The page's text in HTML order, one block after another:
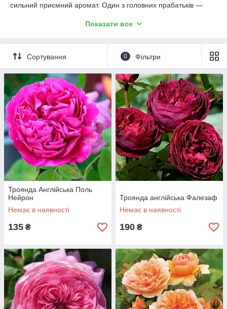
сильний приємний аромат. Один з головних прабатьків —
схрещення різних сортів і груп з'явилися троянди з
різними за своєю формою бутонами. У наш час дуже багато
цінителі живої краси воліють купити середньорослі,
високорослі «Англійські троянди, які широко
використовуються в ландшафтному дизайні, завдяки
величезній кількості кольорів, відтінків і форм бутона, а також
розмірами куща, неповторному аромату.
Особливості середньорослих і
високорослих сортів троянд
Саджанці «Англійських» троянд володіють численними
перевагами, серед яких можна виділити:
рівномірне розташування суцвіть по всьому кущу
середньорослих, високорослих сортів;
досить тривалий період цвітіння, близько 4 місяців;
неповторний, яскраво виражений аромат.
водному розчині з прискорювачами зростання. Яма для
посадки необхідна середніх розмірів, приблизно 50х50 см.
Щеплені саджанці «Англійських» троянд
Показати все
Сортування 0 Фільтри
Троянда Англійська Поль
Нейрон
Немає в наявності
135 ₴
Троянда англійська Фалезаф
Немає в наявності
190 ₴